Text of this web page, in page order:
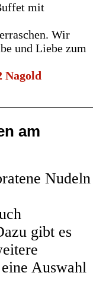
mit
Wir
und Liebe zum
Nagold
am
Nudeln
gibt es
Auswahl